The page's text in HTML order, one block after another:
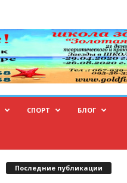
СПОРТ БЛОГ
Последние публикации